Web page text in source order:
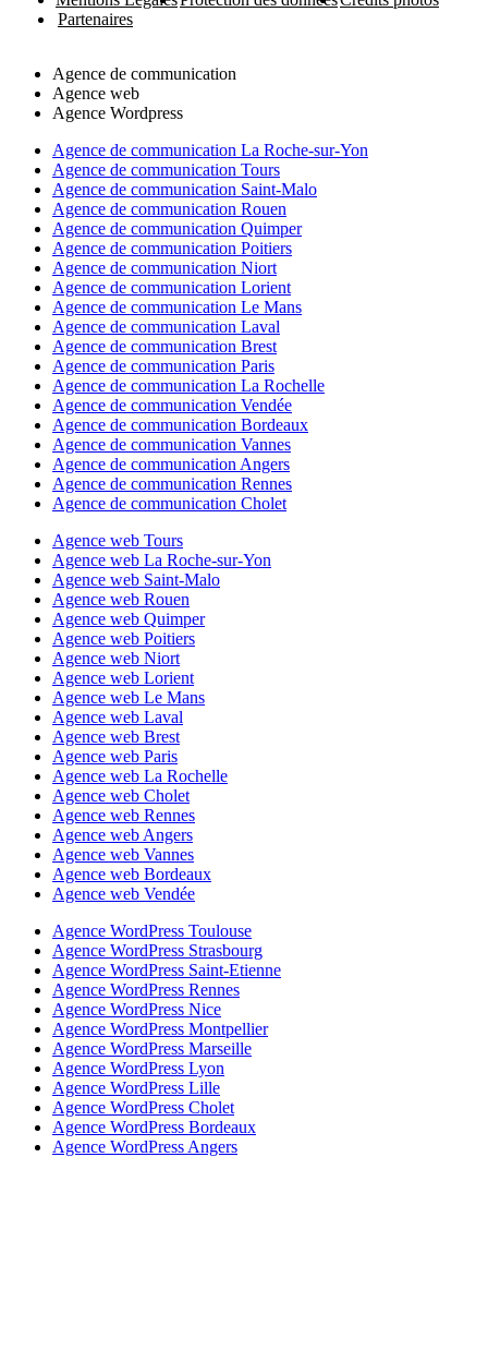
Partenaires
Agence de communication
Agence web
Agence Wordpress
Agence de communication La Roche-sur-Yon
Agence de communication Tours
Agence de communication Saint-Malo
Agence de communication Rouen
Agence de communication Quimper
Agence de communication Poitiers
Agence de communication Niort
Agence de communication Lorient
Agence de communication Le Mans
Agence de communication Laval
Agence de communication Brest
Agence de communication Paris
Agence de communication La Rochelle
Agence de communication Vendée
Agence de communication Bordeaux
Agence de communication Vannes
Agence de communication Angers
Agence de communication Rennes
Agence de communication Cholet
Agence web Tours
Agence web La Roche-sur-Yon
Agence web Saint-Malo
Agence web Rouen
Agence web Quimper
Agence web Poitiers
Agence web Niort
Agence web Lorient
Agence web Le Mans
Agence web Laval
Agence web Brest
Agence web Paris
Agence web La Rochelle
Agence web Cholet
Agence web Rennes
Agence web Angers
Agence web Vannes
Agence web Bordeaux
Agence web Vendée
Agence WordPress Toulouse
Agence WordPress Strasbourg
Agence WordPress Saint-Etienne
Agence WordPress Rennes
Agence WordPress Nice
Agence WordPress Montpellier
Agence WordPress Marseille
Agence WordPress Lyon
Agence WordPress Lille
Agence WordPress Cholet
Agence WordPress Bordeaux
Agence WordPress Angers